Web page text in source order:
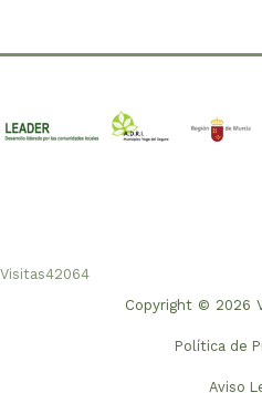
Visitas42064
Copyright © 2026
Política de
Aviso